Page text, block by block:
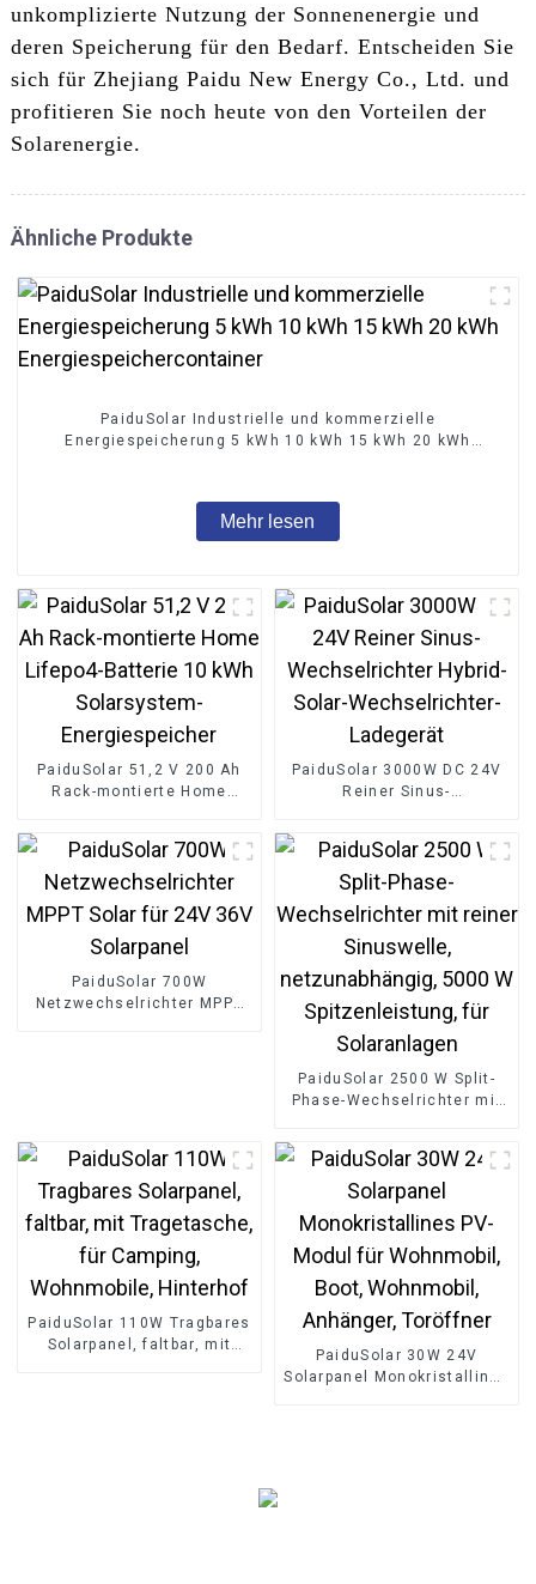
unkomplizierte Nutzung der Sonnenenergie und
deren Speicherung für den Bedarf. Entscheiden Sie
sich für Zhejiang Paidu New Energy Co., Ltd. und
profitieren Sie noch heute von den Vorteilen der
Solarenergie.
Ähnliche Produkte
PaiduSolar Industrielle und kommerzielle
Energiespeicherung 5 kWh 10 kWh 15 kWh 20 kWh
Mehr lesen
PaiduSolar 51,2 V 200 Ah
Rack-montierte Home
Energiespeicher
PaiduSolar 3000W DC 24V
Reiner Sinus-
Ladegerät
PaiduSolar 700W
Netzwechselrichter MPPT
PaiduSolar 2500 W Split-
Phase-Wechselrichter mit
Spitzenleistung, für
Solaranlagen
PaiduSolar 110W Tragbares
Solarpanel, faltbar, mit
PaiduSolar 30W 24V
Solarpanel Monokristallines